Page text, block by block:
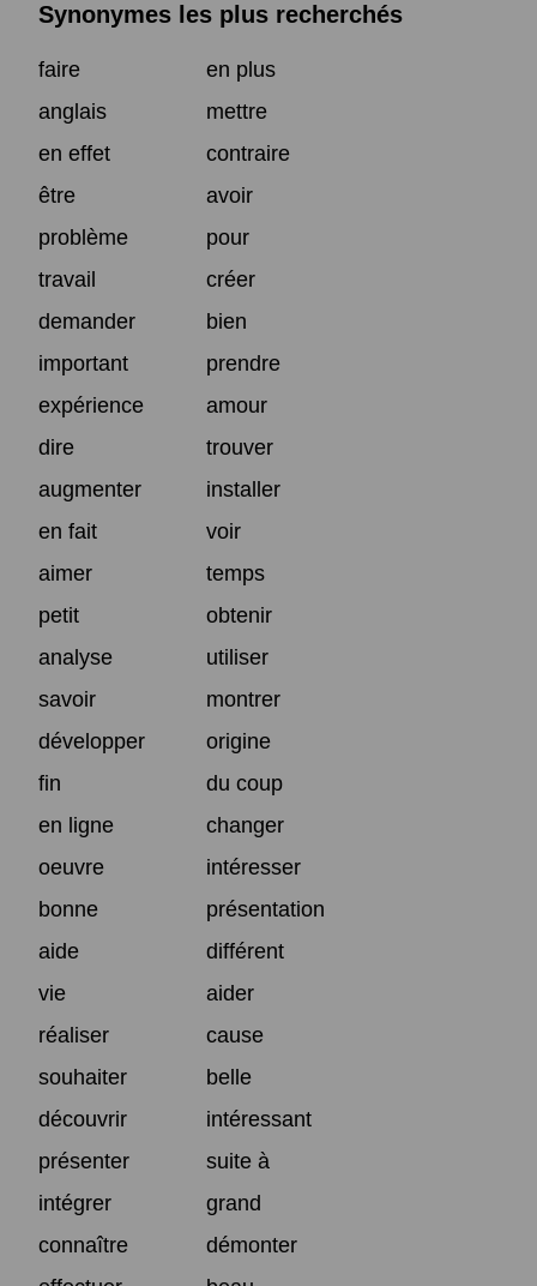
Synonymes les plus recherchés
faire
en plus
anglais
mettre
en effet
contraire
être
avoir
problème
pour
travail
créer
demander
bien
important
prendre
expérience
amour
dire
trouver
augmenter
installer
en fait
voir
aimer
temps
petit
obtenir
analyse
utiliser
savoir
montrer
développer
origine
fin
du coup
en ligne
changer
oeuvre
intéresser
bonne
présentation
aide
différent
vie
aider
réaliser
cause
souhaiter
belle
découvrir
intéressant
présenter
suite à
intégrer
grand
connaître
démonter